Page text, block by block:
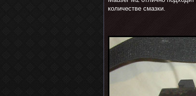
количестве смазки.